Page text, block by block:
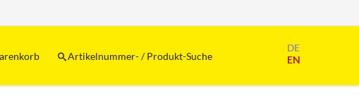
DE
EN
überspringen
Artikelnummer- / Produkt-Suche